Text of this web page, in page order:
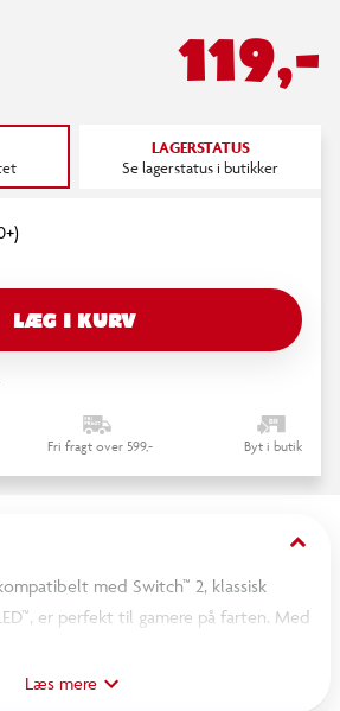
119,-
LAGERSTATUS
Se lagerstatus i butikker
LÆG I KURV
Fri fragt over 599,- Byt i butik
keyboard_arrow_down
med Switch™ 2, klassisk
er perfekt til gamere på farten. Med
fald og stød. Det er også nemt at bære
Læs mere